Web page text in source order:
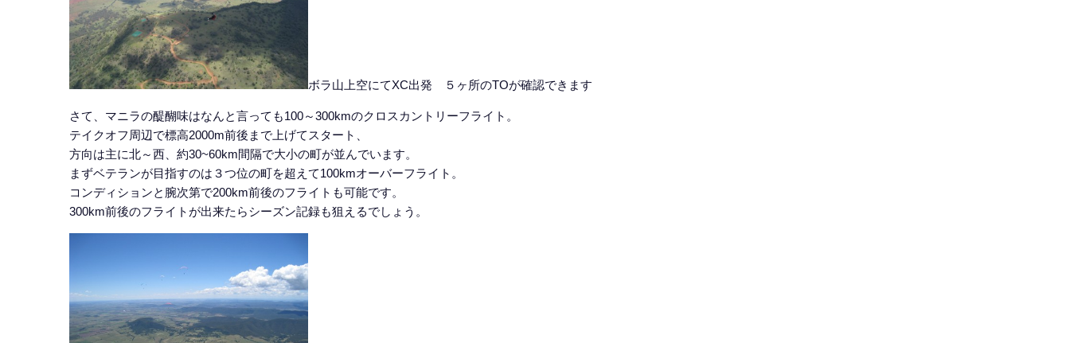
ボラ山上空にてXC出発 ５ヶ所のTOが確認できます
さて、マニラの醍醐味はなんと言っても100～300kmのクロスカントリーフライト。
テイクオフ周辺で標高2000m前後まで上げてスタート、
方向は主に北～西、約30~60km間隔で大小の町が並んでいます。
まずベテランが目指すのは３つ位の町を超えて100kmオーバーフライト。
コンディションと腕次第で200km前後のフライトも可能です。
300km前後のフライトが出来たらシーズン記録も狙えるでしょう。